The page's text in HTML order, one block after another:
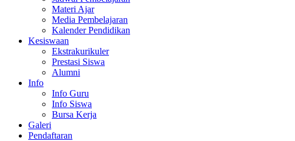
Materi Ajar
Media Pembelajaran
Kalender Pendidikan
Kesiswaan
Ekstrakurikuler
Prestasi Siswa
Alumni
Info
Info Guru
Info Siswa
Bursa Kerja
Galeri
Pendaftaran